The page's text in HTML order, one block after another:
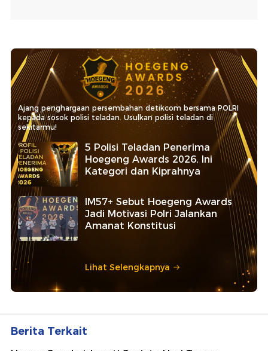
Ajang penghargaan persembahan detikcom bersama POLRI
kepada sosok polisi teladan. Usulkan polisi teladan di
sekitarmu!
5 Polisi Teladan Penerima
Hoegeng Awards 2026, Ini
Kategori dan Kiprahnya
IM57+ Sebut Hoegeng Awards
Jadi Motivasi Polri Jalankan
Amanat Konstitusi
Lihat Selengkapnya
Berita Terkait